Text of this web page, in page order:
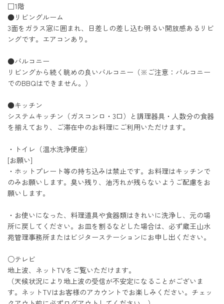
□1階
●リビングルーム
3面をガラス窓に囲まれ、日差しの差し込む明るい開放感あるリビ
ングです。エアコンあり。
●バルコニー
リビングから続く眺めの良いバルコニー（※ご注意：バルコニー
でのBBQはできません。）
●キッチン
システムキッチン（ガスコンロ・3口）と調理器具・人数分の食器
を揃えており、ご滞在中のお料理にご利用いただけます。
・トイレ（温水洗浄便座）
[お願い]
・ホットプレート等の持ち込みは禁止です。お料理はキッチンで
のみお願いします。臭い残り、油汚れが残らないようご配慮をお
願いします。
・お使いになった、料理道具や食器類はきれいに洗浄し、元の場
所に戻してください。お皿を割るなどした場合は、必ず蔵王山水
苑管理事務所またはビジターステーションにお申し出ください。
○テレビ
地上波、ネットTVをご覧いただけます。
（天候状況により地上波の受信が不安定になることがございま
す。ネットTVはお客様のアカウントでお楽しみください。チェッ